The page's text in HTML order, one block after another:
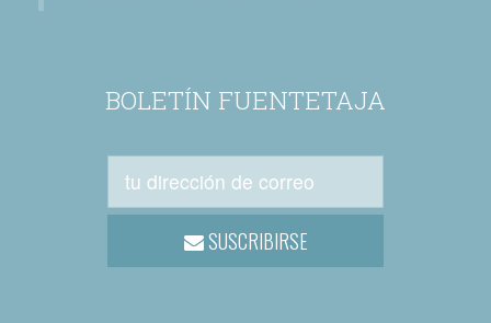
BOLETÍN FUENTETAJA
SUSCRIBIRSE